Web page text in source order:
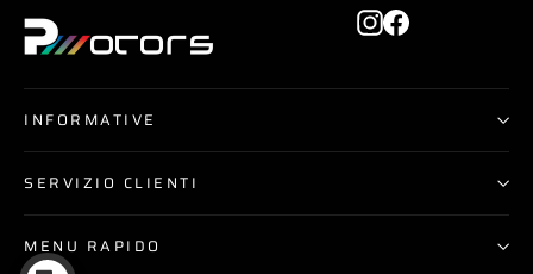
Instagram
Facebook
INFORMATIVE
SERVIZIO CLIENTI
MENU RAPIDO